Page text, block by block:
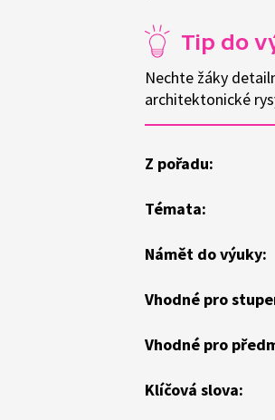
Tip do
Nechte žáky
architektonické
Z pořadu:
Témata:
Námět do výuky:
Vhodné pro
Vhodné pro
Klíčová slova: